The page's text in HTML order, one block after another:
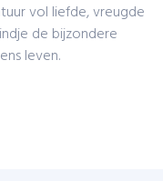
vol liefde, vreugde
de bijzondere
leven.